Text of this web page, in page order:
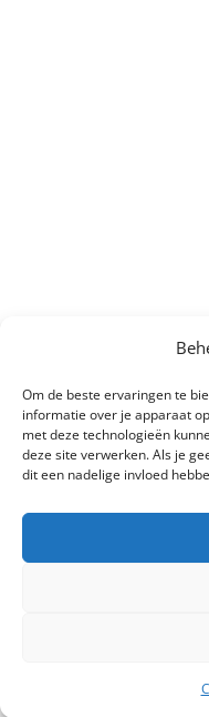
Om de beste ervaringen te
informatie over je apparaat
met deze technologieën
deze site verwerken. Als je
dit een nadelige invloed